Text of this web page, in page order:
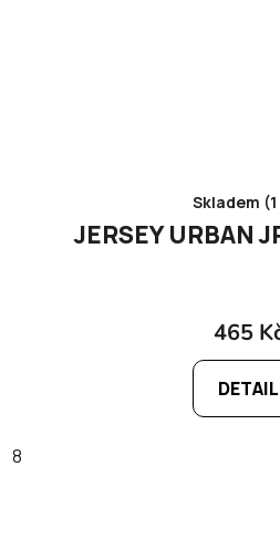
Skladem (1
JERSEY URBAN
465
DETAIL
8